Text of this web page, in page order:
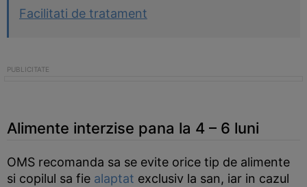
Facilitati de tratament
Alimente interzise pana la 4 – 6 luni
OMS recomanda sa se evite orice tip de alimente
si copilul sa fie alaptat exclusiv la san, iar in cazul